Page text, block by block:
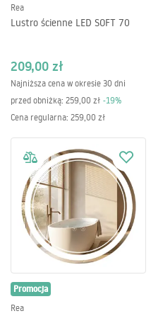
Rea
Lustro ścienne LED SOFT 70
209,00 zł
Najniższa cena w okresie 30 dni
przed obniżką: 259,00 zł -19%
Cena regularna: 259,00 zł
Promocja
Rea